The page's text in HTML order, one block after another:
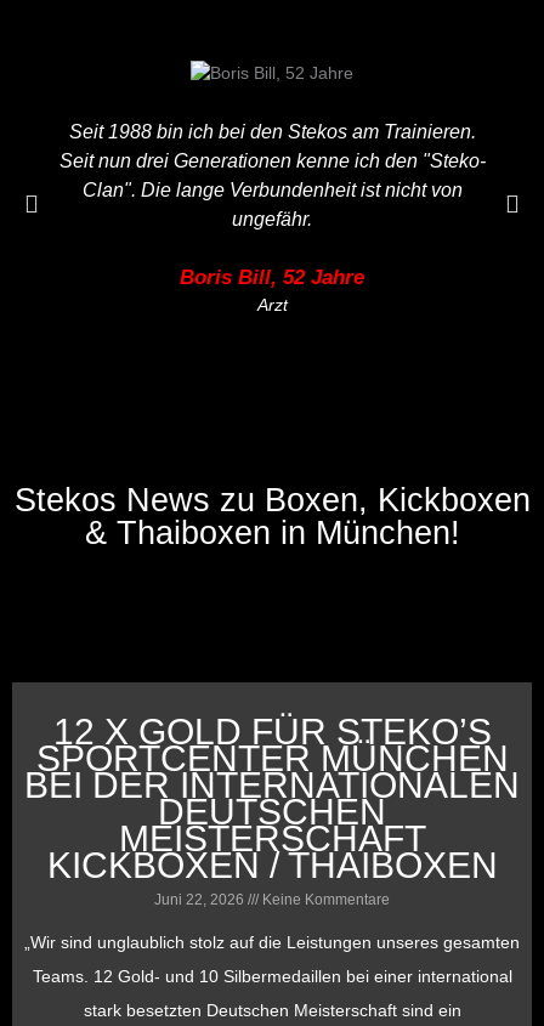
Seit 1988 bin ich bei den Stekos am Trainieren.
Seit nun drei Generationen kenne ich den "Steko-
Clan". Die lange Verbundenheit ist nicht von
ungefähr.
Boris Bill, 52 Jahre
Arzt
Stekos News zu Boxen, Kickboxen
& Thaiboxen in München!
12 X GOLD FÜR STEKO’S
SPORTCENTER MÜNCHEN
BEI DER INTERNATIONALEN
DEUTSCHEN
MEISTERSCHAFT
KICKBOXEN / THAIBOXEN
Juni 22, 2026 Keine Kommentare
„Wir sind unglaublich stolz auf die Leistungen unseres gesamten
Teams. 12 Gold- und 10 Silbermedaillen bei einer international
stark besetzten Deutschen Meisterschaft sind ein